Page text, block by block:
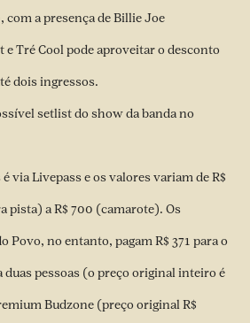
com a presença de Billie Joe
Tré Cool pode aproveitar o desconto
dois ingressos.
setlist do show da banda no
é viaLivepass e os valores variam de R$
pista) a R$ 700 (camarote). Os
Povo, no entanto, pagam R$ 371 para o
duas pessoas (o preço original inteiro é
Budzone (preço original R$